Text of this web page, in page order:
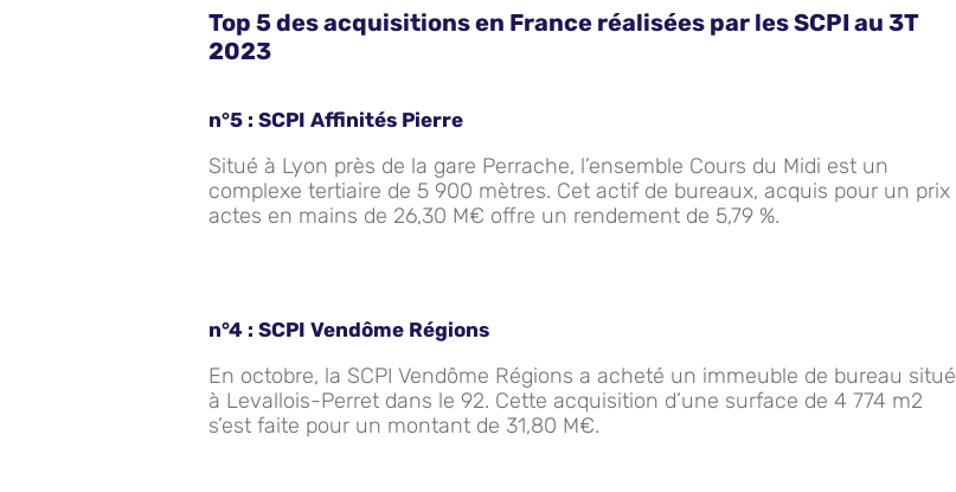
Top 5 des acquisitions en France réalisées par les SCPI au 3T
2023
n°5 : SCPI Affinités Pierre
Situé à Lyon près de la gare Perrache, l’ensemble Cours du Midi est un
complexe tertiaire de 5 900 mètres. Cet actif de bureaux, acquis pour un prix
actes en mains de 26,30 M€ offre un rendement de 5,79 %.
n°4 : SCPI Vendôme Régions
En octobre, la SCPI Vendôme Régions a acheté un immeuble de bureau situé
à Levallois-Perret dans le 92. Cette acquisition d’une surface de 4 774 m2
s’est faite pour un montant de 31,80 M€.